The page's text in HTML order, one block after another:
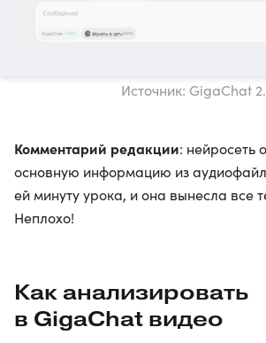
Источник: GigaChat
Комментарий редакции: нейросеть
основную информацию из
ей минуту урока, и она вынесла все
Неплохо!
Как анализировать
в GigaChat видео